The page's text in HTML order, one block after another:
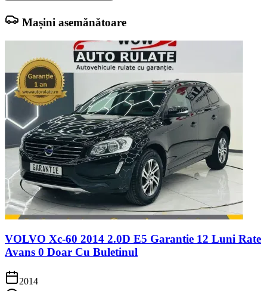
Mașini asemănătoare
VOLVO Xc-60 2014 2.0D E5 Garantie 12 Luni Rate
Avans 0 Doar Cu Buletinul
2014